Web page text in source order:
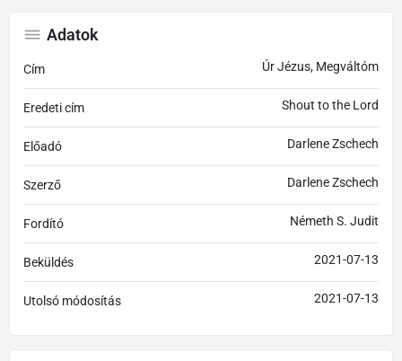
Adatok
Cím Úr Jézus, Megváltóm
Eredeti cím Shout to the Lord
Előadó Darlene Zschech
Szerző Darlene Zschech
Fordító Németh S. Judit
Beküldés 2021-07-13
Utolsó módosítás 2021-07-13